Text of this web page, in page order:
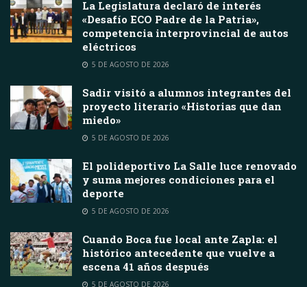
La Legislatura declaró de interés
«Desafío ECO Padre de la Patria»,
competencia interprovincial de autos
eléctricos
5 DE AGOSTO DE 2026
Sadir visitó a alumnos integrantes del
proyecto literario «Historias que dan
miedo»
5 DE AGOSTO DE 2026
El polideportivo La Salle luce renovado
y suma mejores condiciones para el
deporte
5 DE AGOSTO DE 2026
Cuando Boca fue local ante Zapla: el
histórico antecedente que vuelve a
escena 41 años después
5 DE AGOSTO DE 2026